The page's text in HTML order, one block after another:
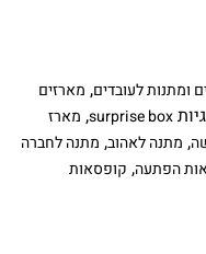
ומתנות לעובדים,מארזים
surprise box
,מארז
,מתנה לאהוב,מתנה לחברה
הפתעה,קופסאות